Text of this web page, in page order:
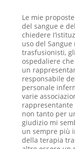
Le mie
del sangue e
chiedere
uso del
trasfusionisti,
ospedaliere
un
responsabile
personale
varie
non tanto per
giudizio mi
un sempre più
della terapia